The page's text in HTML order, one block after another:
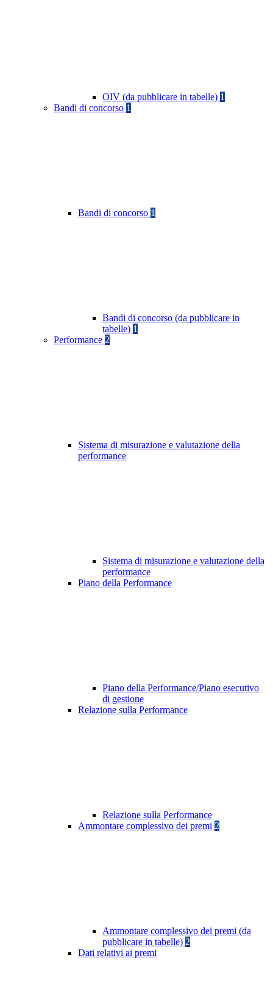
OIV (da pubblicare in tabelle) 1
Bandi di concorso 1
Bandi di concorso 1
Bandi di concorso (da pubblicare in
tabelle) 1
Performance 2
Sistema di misurazione e valutazione della
performance
Sistema di misurazione e valutazione della
performance
Piano della Performance
Piano della Performance/Piano esecutivo
di gestione
Relazione sulla Performance
Relazione sulla Performance
Ammontare complessivo dei premi 2
Ammontare complessivo dei premi (da
pubblicare in tabelle) 2
Dati relativi ai premi